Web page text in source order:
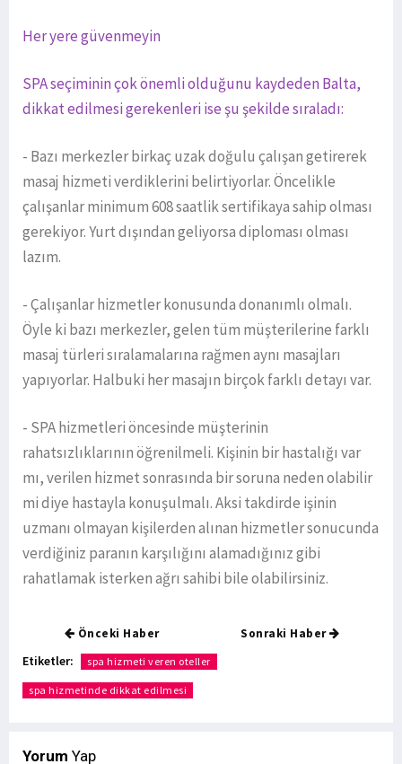
Her yere güvenmeyin
SPA seçiminin çok önemli olduğunu kaydeden Balta,
dikkat edilmesi gerekenleri ise şu şekilde sıraladı:
- Bazı merkezler birkaç uzak doğulu çalışan getirerek
masaj hizmeti verdiklerini belirtiyorlar. Öncelikle
çalışanlar minimum 608 saatlik sertifikaya sahip olması
gerekiyor. Yurt dışından geliyorsa diploması olması
lazım.
- Çalışanlar hizmetler konusunda donanımlı olmalı.
Öyle ki bazı merkezler, gelen tüm müşterilerine farklı
masaj türleri sıralamalarına rağmen aynı masajları
yapıyorlar. Halbuki her masajın birçok farklı detayı var.
- SPA hizmetleri öncesinde müşterinin
rahatsızlıklarının öğrenilmeli. Kişinin bir hastalığı var
mı, verilen hizmet sonrasında bir soruna neden olabilir
mi diye hastayla konuşulmalı. Aksi takdirde işinin
uzmanı olmayan kişilerden alınan hizmetler sonucunda
verdiğiniz paranın karşılığını alamadığınız gibi
rahatlamak isterken ağrı sahibi bile olabilirsiniz.
Önceki Haber Sonraki Haber
Etiketler: spa hizmeti veren oteller
spa hizmetinde dikkat edilmesi
Yorum Yap